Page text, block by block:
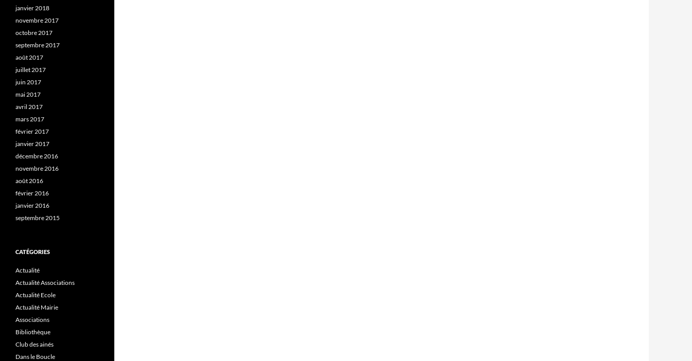
janvier 2018
novembre 2017
octobre 2017
septembre 2017
août 2017
juillet 2017
juin 2017
mai 2017
avril 2017
mars 2017
février 2017
janvier 2017
décembre 2016
novembre 2016
août 2016
février 2016
janvier 2016
septembre 2015
CATÉGORIES
Actualité
Actualité Associations
Actualité Ecole
Actualité Mairie
Associations
Bibliothèque
Club des ainés
Dans le Boucle